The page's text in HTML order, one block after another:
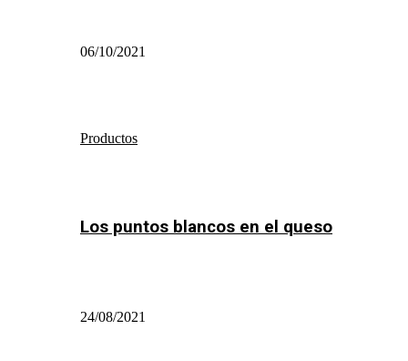
06/10/2021
Productos
Los puntos blancos en el queso
24/08/2021